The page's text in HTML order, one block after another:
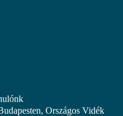
Országos Vidék